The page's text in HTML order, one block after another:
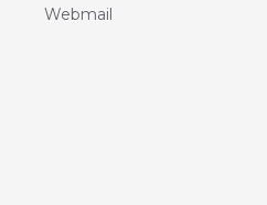
Webmail